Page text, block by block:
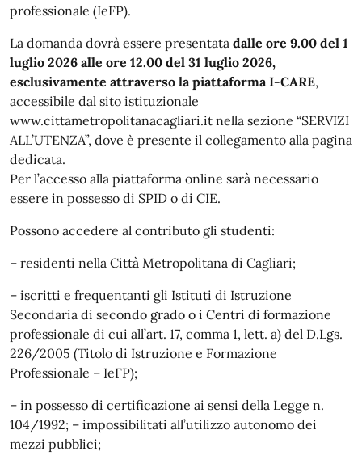
professionale (IeFP).
La domanda dovrà essere presentata dalle ore 9.00 del 1
luglio 2026 alle ore 12.00 del 31 luglio 2026,
esclusivamente attraverso la piattaforma I-CARE,
accessibile dal sito istituzionale
www.cittametropolitanacagliari.it nella sezione “SERVIZI
ALL’UTENZA”, dove è presente il collegamento alla pagina
dedicata.
Per l’accesso alla piattaforma online sarà necessario
essere in possesso di SPID o di CIE.
Possono accedere al contributo gli studenti:
– residenti nella Città Metropolitana di Cagliari;
– iscritti e frequentanti gli Istituti di Istruzione
Secondaria di secondo grado o i Centri di formazione
professionale di cui all’art. 17, comma 1, lett. a) del D.Lgs.
226/2005 (Titolo di Istruzione e Formazione
Professionale – IeFP);
– in possesso di certificazione ai sensi della Legge n.
104/1992; – impossibilitati all’utilizzo autonomo dei
mezzi pubblici;